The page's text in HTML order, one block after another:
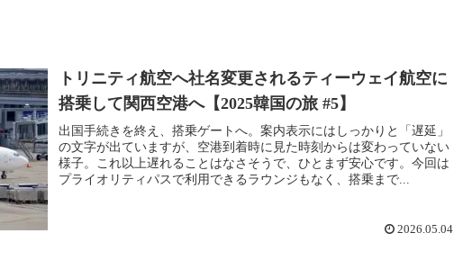
トリニティ航空へ社名変更されるティーウェイ航空に
搭乗して関西空港へ【2025韓国の旅 #5】
出国手続きを終え、搭乗ゲートへ。案内表示にはしっかりと「遅延」
の文字が出ていますが、空港到着時に見た時刻からは変わっていない
様子。これ以上遅れることはなさそうで、ひとまず安心です。今回は
プライオリティパスで利用できるラウンジもなく、搭乗まで...
2026.05.04